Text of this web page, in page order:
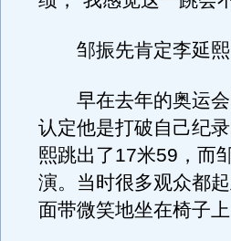
邹振先肯定李延熙
早在去年的奥运会
认定他是打破自己纪
熙跳出了17米59，而
演。当时很多观众都
面带微笑地坐在椅子